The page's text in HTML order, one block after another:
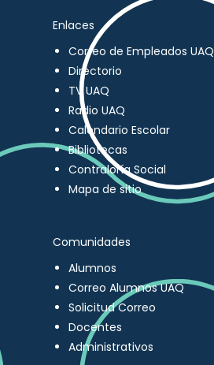
Enlaces
Correo de Empleados UAQ
Directorio
TV UAQ
Radio UAQ
Calendario Escolar
Bibliotecas
Contraloría Social
Mapa de sitio
Comunidades
Alumnos
Correo Alumnos UAQ
Solicitud Correo
Docentes
Administrativos